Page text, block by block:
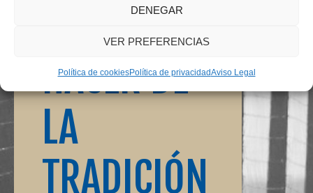
DENEGAR
VER PREFERENCIAS
Política de cookiesPolítica de privacidadAviso Legal
EL SABER
HACER DE
LA
TRADICIÓN